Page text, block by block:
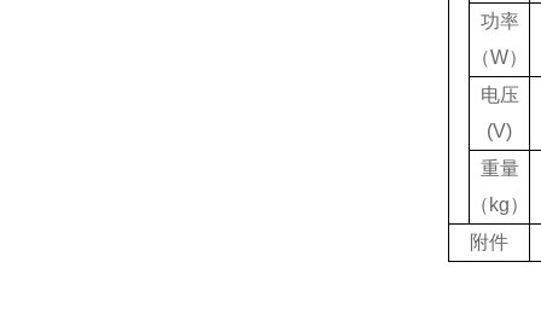
功率
（W）
电压
(V)
重量
（ kg）
附件